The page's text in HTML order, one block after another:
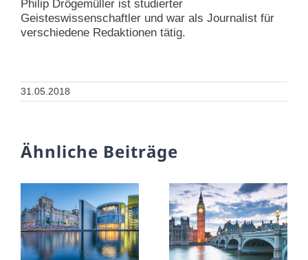
Philip Drögemüller ist studierter
Geisteswissenschaftler und war als Journalist für
verschiedene Redaktionen tätig.
31.05.2018
Ähnliche Beiträge